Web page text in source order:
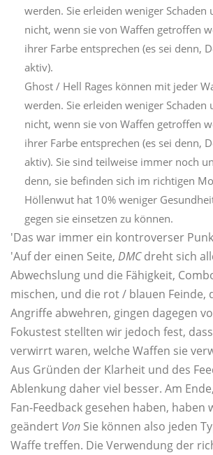
werden. Sie erleiden weniger Schaden
nicht, wenn sie von Waffen getroffen
ihrer Farbe entsprechen (es sei denn,
aktiv).
Ghost / Hell Rages können mit jeder
werden. Sie erleiden weniger Schaden
nicht, wenn sie von Waffen getroffen
ihrer Farbe entsprechen (es sei denn,
aktiv). Sie sind teilweise immer noch
denn, sie befinden sich im richtigen
Höllenwut hat 10% weniger
gegen sie einsetzen zu können.
'Das war immer ein kontroverser
'Auf der einen Seite, DMCdreht sich
Abwechslung und die Fähigkeit,
mischen, und die rot / blauen Feinde,
Angriffe abwehren, gingen dagegen
Fokustest stellten wir jedoch fest,
verwirrt waren, welche Waffen sie
Aus Gründen der Klarheit und des
Ablenkung daher viel besser. Am
Fan-Feedback gesehen haben, haben
geändert Von Sie können also jeden
Waffe treffen. Die Verwendung der